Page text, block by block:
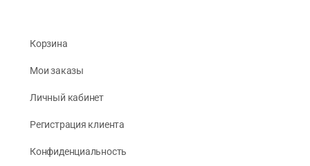
Корзина
Мои заказы
Личный кабинет
Регистрация клиента
Конфиденциальность